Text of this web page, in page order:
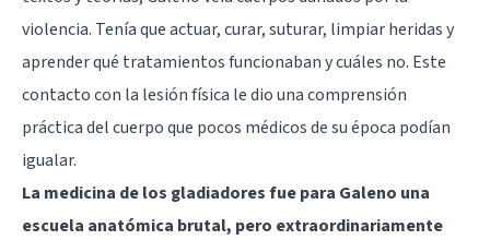
violencia. Tenía que actuar, curar, suturar, limpiar heridas y
aprender qué tratamientos funcionaban y cuáles no. Este
contacto con la lesión física le dio una comprensión
práctica del cuerpo que pocos médicos de su época podían
igualar.
La medicina de los gladiadores fue para Galeno una
escuela anatómica brutal, pero extraordinariamente